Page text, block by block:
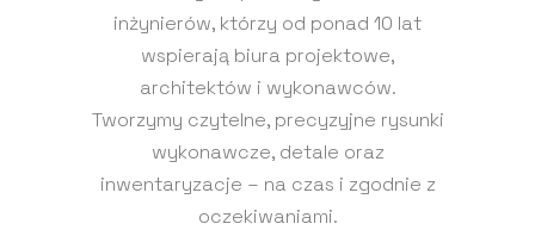
inżynierów, którzy od ponad 10 lat
wspierają biura projektowe,
architektów i wykonawców.
Tworzymy czytelne, precyzyjne rysunki
wykonawcze, detale oraz
inwentaryzacje – na czas i zgodnie z
oczekiwaniami.